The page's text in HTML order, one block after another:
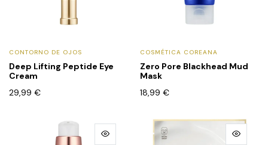
CONTORNO DE OJOS
Deep Lifting Peptide Eye
Cream
29,99 €
COSMÉTICA COREANA
Zero Pore Blackhead Mud
Mask
18,99 €